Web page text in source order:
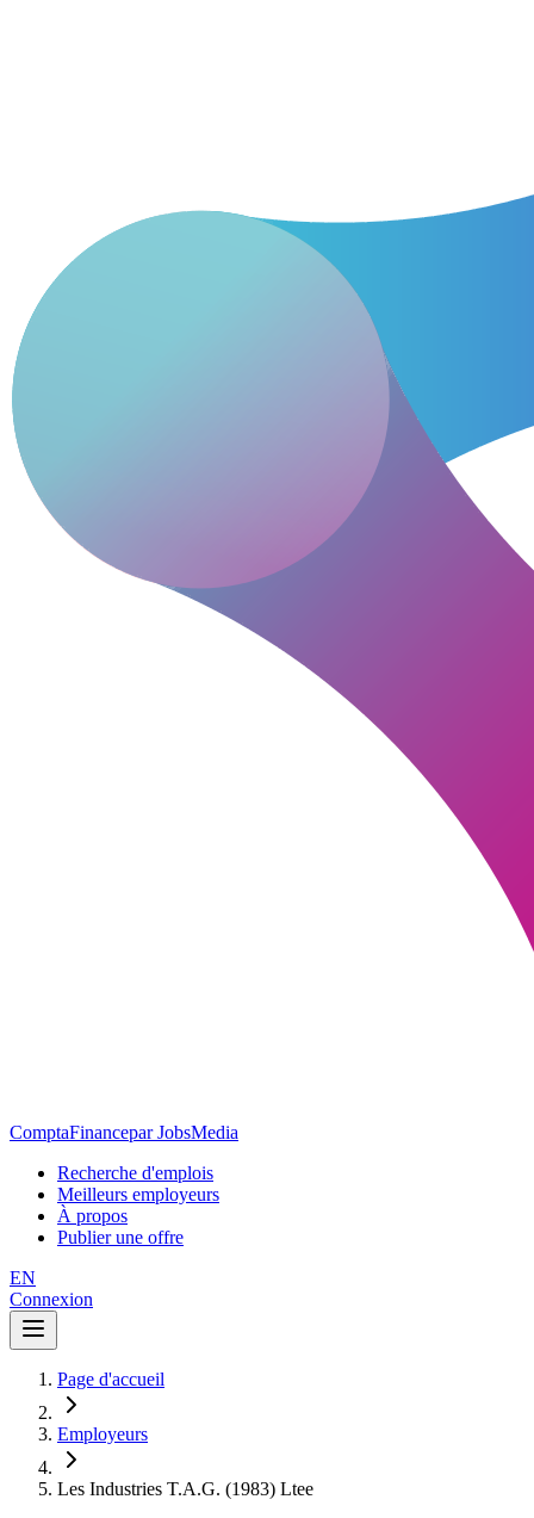
ComptaFinancepar JobsMedia
Recherche d'emplois
Meilleurs employeurs
À propos
Publier une offre
EN
Connexion
Page d'accueil
Employeurs
Les Industries T.A.G. (1983) Ltee